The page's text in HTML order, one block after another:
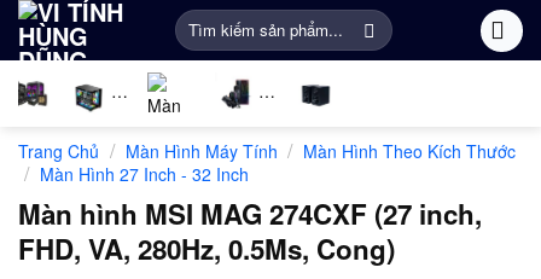
Bỏ
qua
nội
dung
Tìm
kiếm:
kiện
máy
tính
Gaming
Hình
Máy
Tính
Gear
thanh
Kiện
Trang Chủ / Màn Hình Máy Tính / Màn Hình Theo Kích Thước
/ Màn Hình 27 Inch - 32 Inch
Màn hình MSI MAG 274CXF (27 inch,
FHD, VA, 280Hz, 0.5Ms, Cong)